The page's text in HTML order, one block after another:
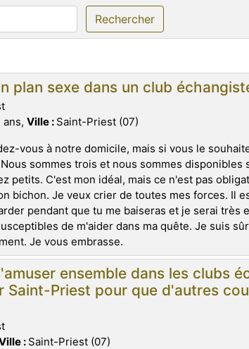
Rechercher
plan sexe dans un club
ans, Ville : Saint-Priest (07)
vous à notre domicile, mais si vous le
sommes trois et nous sommes disponibles
petits. C'est mon idéal, mais ce n'est pas
bichon. Je veux crier de toutes mes forces. Il
pendant que tu me baiseras et je serai très
de m'aider dans ma quête. Je suis
Je vous embrasse.
ensemble dans les clubs
Saint-Priest pour que d'autres
: Saint-Priest (07)